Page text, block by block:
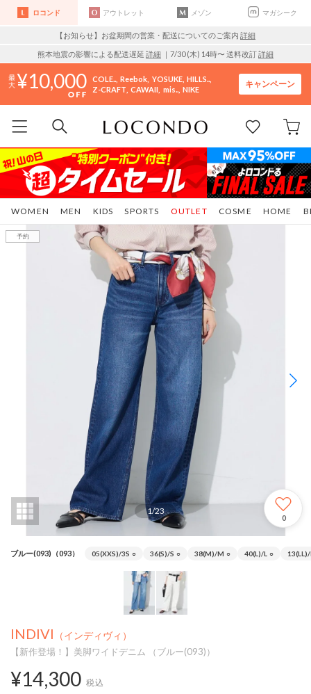
ロコンド アウトレット メゾン マガシーク
【お知らせ】お盆期間の営業・配送についてのご案内 詳細
熊本地震の影響による配送遅延 詳細 ｜7/30 (木) 14時〜 送料改訂詳細
10,000 COLE.. Reebok YOSUKE HILLS..
Z-CRAFT CAWAII mis.. NIKE
キャンペーン
WOMEN MEN KIDS SPORTS COSME HOME
OUTLET
1/23
0
ブルー(093)（093） 05(XXS)/3S ○ 36(S)/S ○ 38(M)/M ○ 40(L)/L ○ 13(LL)/
INDIVI （インディヴィ）
【新作登場！】美脚ワイドデニム （ブルー(093)）
¥14,300 税込